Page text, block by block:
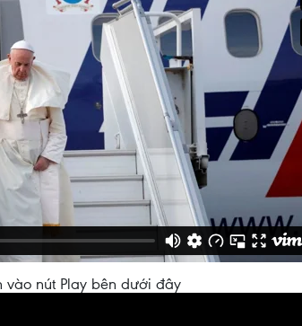
vào nút Play bên dưới đây